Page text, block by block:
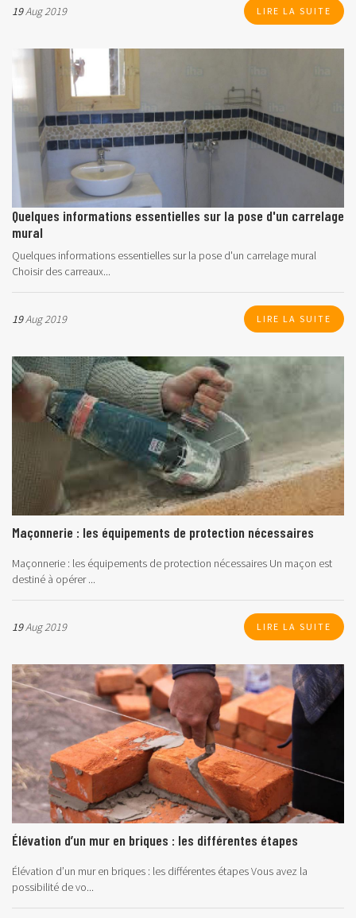
19Aug 2019 LIRE LA SUITE
Quelques informations essentielles sur la pose d'un carrelage
mural
Quelques informations essentielles sur la pose d'un carrelage mural
Choisir des carreaux...
19Aug 2019 LIRE LA SUITE
Maçonnerie : les équipements de protection nécessaires
Maçonnerie : les équipements de protection nécessaires Un maçon est
destiné à opérer ...
19Aug 2019 LIRE LA SUITE
Élévation d’un mur en briques : les différentes étapes
Élévation d’un mur en briques : les différentes étapesVous avez la
possibilité de vo...